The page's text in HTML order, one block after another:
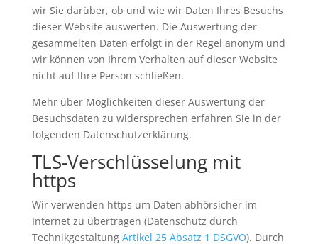
wir Sie darüber, ob und wie wir Daten Ihres Besuchs
dieser Website auswerten. Die Auswertung der
gesammelten Daten erfolgt in der Regel anonym und
wir können von Ihrem Verhalten auf dieser Website
nicht auf Ihre Person schließen.
Mehr über Möglichkeiten dieser Auswertung der
Besuchsdaten zu widersprechen erfahren Sie in der
folgenden Datenschutzerklärung.
TLS-Verschlüsselung mit
https
Wir verwenden https um Daten abhörsicher im
Internet zu übertragen (Datenschutz durch
Technikgestaltung Artikel 25 Absatz 1 DSGVO). Durch